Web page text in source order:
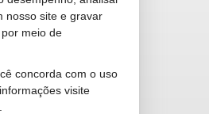
nosso site e gravar
meio de
concorda com o uso
visite